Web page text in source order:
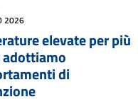
2026
elevate per più
di